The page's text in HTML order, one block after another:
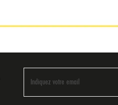
Indiquez votre email